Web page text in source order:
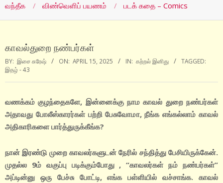
வந்தீக
விண்வெளிப் பயணம் படக் கதை – Comics
காவல்துறை நண்பர்கள்
BY: இசை சுரேஷ் ON: APRIL 15, 2025 IN: கற்றல் இனிது
TAGGED:
இதழ் - 43
வணக்கம் குழந்தைகளே, இன்னைக்கு நாம காவல் துறை நண்பர்கள்
அதாவது போலீஸ்காரர்கள் பற்றி பேசுவோமா, நீங்க எங்கல்லாம் காவல்
அதிகாரிகளை பார்த்துருக்கீங்க?
நான் இரண்டு முறை காவலர்களுடன் நேரில் சந்தித்து பேசியிருக்கேன்.
முதல்ல 9ம் வகுப்பு படிக்கும்போது , “காவலர்கள் நம் நண்பர்கள்”
அப்டின்னு ஒரு பேச்சு போட்டி, எங்க பள்ளியில் வச்சாங்க. காவல்